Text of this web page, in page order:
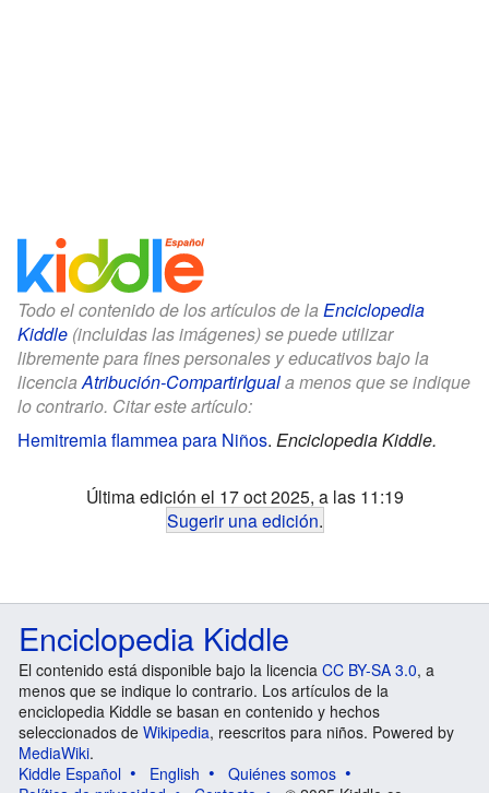
Todo el contenido de los artículos de la Enciclopedia
Kiddle (incluidas las imágenes) se puede utilizar
libremente para fines personales y educativos bajo la
licenciaAtribución-CompartirIguala menos que se indique
lo contrario. Citar este artículo:
Hemitremia flammea para Niños. Enciclopedia Kiddle.
Última edición el 17 oct 2025, a las 11:19
Sugerir una edición.
Enciclopedia Kiddle
El contenido está disponible bajo la licencia CC BY-SA 3.0, a
menos que se indique lo contrario. Los artículos de la
enciclopedia Kiddle se basan en contenido y hechos
seleccionados de Wikipedia, reescritos para niños. Powered by
MediaWiki.
Kiddle Español
English
Quiénes somos